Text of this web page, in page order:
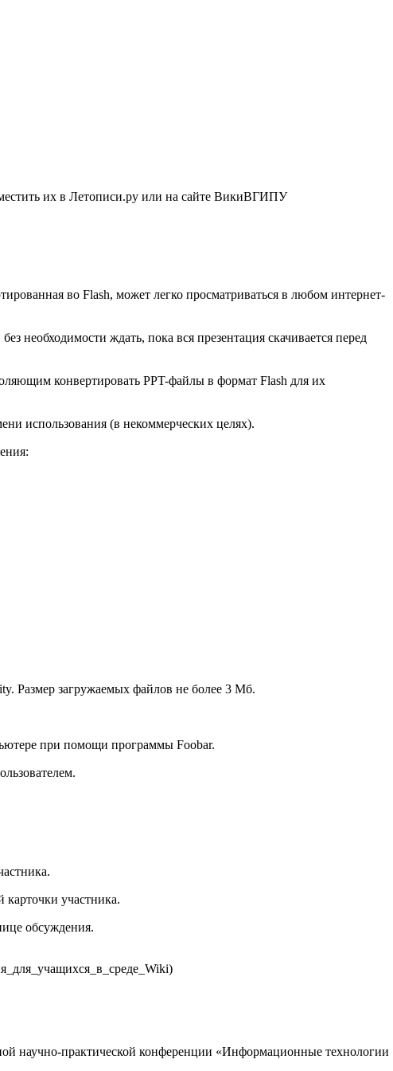
их в Летописи.ру или на сайте ВикиВГИПУ
во Flash, может легко просматриваться в любом интернет-
необходимости ждать, пока вся презентация скачивается перед
конвертировать PPT-файлы в формат Flash для их
использования (в некоммерческих целях).
Размер загружаемых файлов не более 3 Мб.
при помощи программы Foobar.
карточки участника.
обсуждения.
научно-практической конференции «Информационные технологии